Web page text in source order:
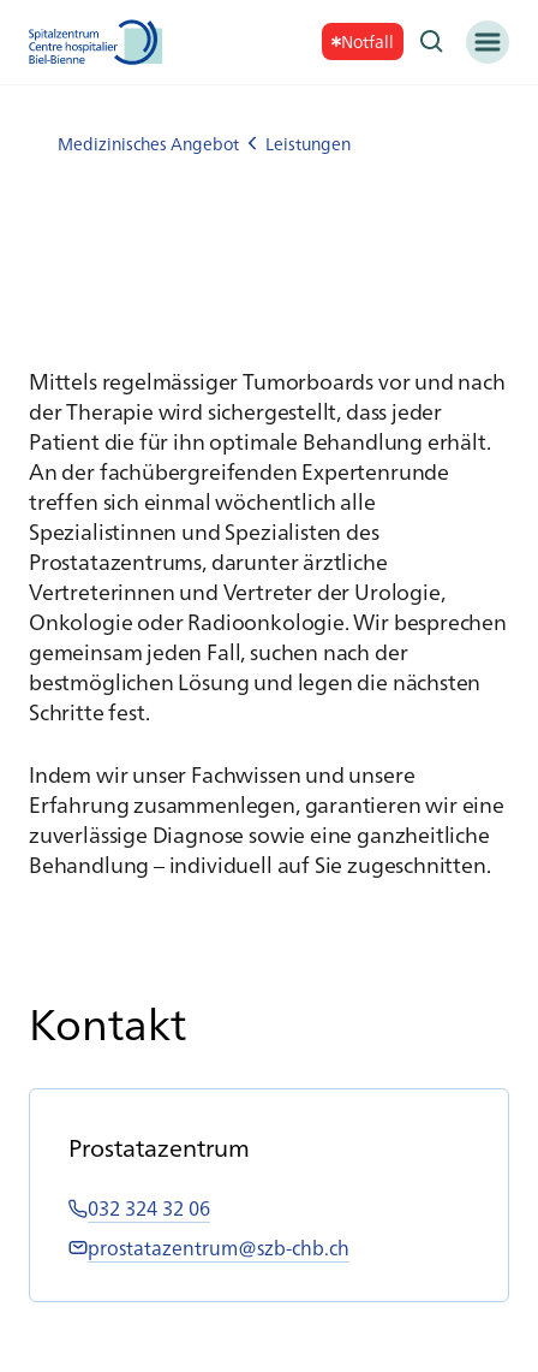
Notfall
Medizinisches Angebot Leistungen
Mittels regelmässiger Tumorboards vor und nach
der Therapie wird sichergestellt, dass jeder
Patient die für ihn optimale Behandlung erhält.
An der fachübergreifenden Expertenrunde
treffen sich einmal wöchentlich alle
Spezialistinnen und Spezialisten des
Prostatazentrums, darunter ärztliche
Vertreterinnen und Vertreter der Urologie,
Onkologie oder Radioonkologie. Wir besprechen
gemeinsam jeden Fall, suchen nach der
bestmöglichen Lösung und legen die nächsten
Schritte fest.
Indem wir unser Fachwissen und unsere
Erfahrung zusammenlegen, garantieren wir eine
zuverlässige Diagnose sowie eine ganzheitliche
Behandlung – individuell auf Sie zugeschnitten.
Kontakt
Pro­sta­ta­zen­trum
032 324 32 06
prostatazentrum@szb-chb.ch